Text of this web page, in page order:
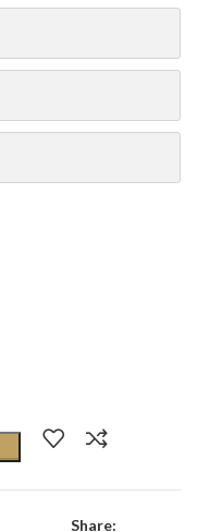
Share: